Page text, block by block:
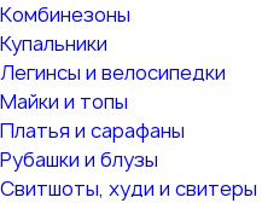
Комбинезоны
Купальники
Легинсы и велосипедки
Майки и топы
Платья и сарафаны
Рубашки и блузы
Свитшоты, худи и свитеры